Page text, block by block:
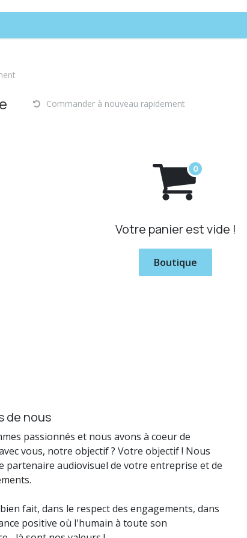
Commander à nouveau rapidement
Votre panier est vide !
Boutique
de nous
passionnés et nous avons à coeur de
vous, notre objectif ? Votre objectif ! Nous
partenaire audiovisuel de votre entreprise et de
fait, dans le respect des engagements, dans
positive où l'humain à toute son